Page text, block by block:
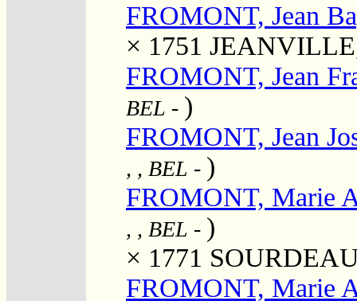
FROMONT, Jean
× 1751
FROMONT, Jean
BEL - )
FROMONT, Jean
, , BEL - )
FROMONT, Marie
, , BEL - )
× 1771
FROMONT, Marie